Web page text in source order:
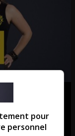
du 06-
pour
personnel